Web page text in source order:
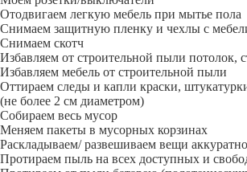
Отодвигаем легкую мебель при мытье пола
Снимаем защитную пленку и чехлы с
Снимаем скотч
Избавляем от строительной пыли потолок,
Избавляем мебель от строительной пыли
Оттираем следы и капли краски,
(не более 2 см диаметром)
Собираем весь мусор
Меняем пакеты в мусорных корзинах
Раскладываем/ развешиваем вещи аккуратно
Протираем пыль на всех доступных и